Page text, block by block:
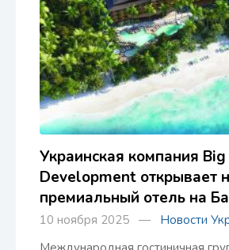
Украинская компания
Development открывает
премиальный отель на
10 ноября 2025 — Новости